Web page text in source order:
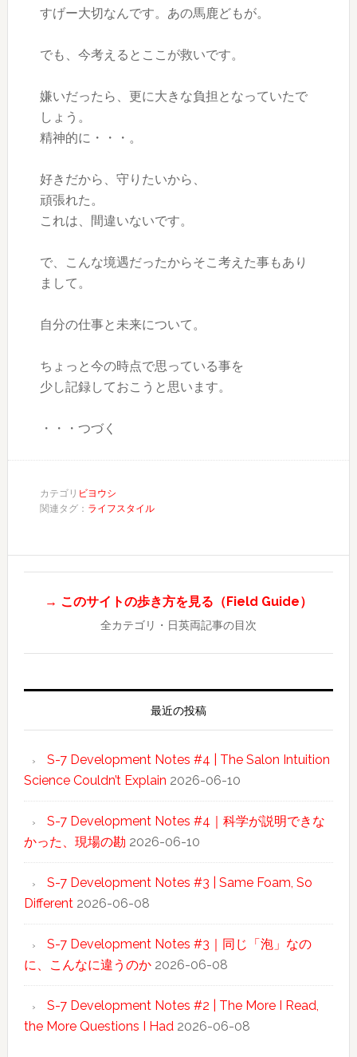
すげー大切なんです。あの馬鹿どもが。
でも、今考えるとここが救いです。
嫌いだったら、更に大きな負担となっていたで
しょう。
精神的に・・・。
好きだから、守りたいから、
頑張れた。
これは、間違いないです。
で、こんな境遇だったからそこ考えた事もあり
まして。
自分の仕事と未来について。
ちょっと今の時点で思っている事を
少し記録しておこうと思います。
・・・つづく
カテゴリ ビヨウシ
関連タグ： ライフスタイル
→ このサイトの歩き方を見る（Field Guide）
全カテゴリ・日英両記事の目次
最近の投稿
S-7 Development Notes #4 | The Salon Intuition
Science Couldn’t Explain 2026-06-10
S-7 Development Notes #4｜科学が説明できな
かった、現場の勘 2026-06-10
S-7 Development Notes #3 | Same Foam, So
Different 2026-06-08
S-7 Development Notes #3｜同じ「泡」なの
に、こんなに違うのか 2026-06-08
S-7 Development Notes #2 | The More I Read,
the More Questions I Had 2026-06-08